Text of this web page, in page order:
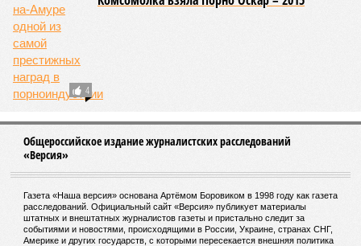
4
Общероссийское издание журналистских расследований
«Версия»
Газета «Наша версия» основана Артёмом Боровиком в 1998 году как газета
расследований. Официальный сайт «Версия» публикует материалы
штатных и внештатных журналистов газеты и пристально следит за
событиями и новостями, происходящими в России, Украине, странах СНГ,
Америке и других государств, с которыми пересекается внешняя политика